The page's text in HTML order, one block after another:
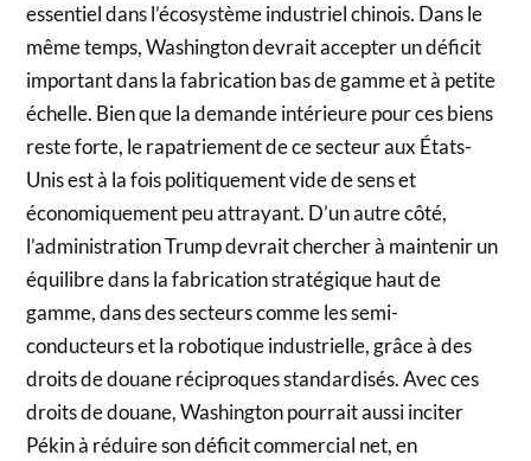
essentiel dans l’écosystème industriel chinois. Dans le
même temps, Washington devrait accepter un déficit
important dans la fabrication bas de gamme et à petite
échelle. Bien que la demande intérieure pour ces biens
reste forte, le rapatriement de ce secteur aux États-
Unis est à la fois politiquement vide de sens et
économiquement peu attrayant. D’un autre côté,
l’administration Trump devrait chercher à maintenir un
équilibre dans la fabrication stratégique haut de
gamme, dans des secteurs comme les semi-
conducteurs et la robotique industrielle, grâce à des
droits de douane réciproques standardisés. Avec ces
droits de douane, Washington pourrait aussi inciter
Pékin à réduire son déficit commercial net, en